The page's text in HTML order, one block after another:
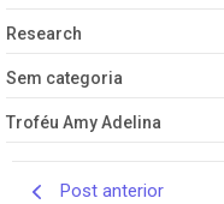
Research
Sem categoria
Troféu Amy Adelina
Post anterior